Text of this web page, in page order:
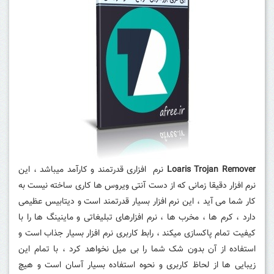
Loaris Trojan Remover نرم افزاری قدرتمند و کارآمد میباشد ، این
نرم افزار دقیقا زمانی که از دست آنتی ویروس ها کاری ساخته نیست به
کار شما می آید ، این نرم افزار بسیار قدرتمند است و دیتابیس عظیمی
دارد ، کرم ها ، مخرب ها ، نرم افزارهای تبلیغاتی و ماینینگ ها را با
کیفیت تمام پاکسازی میکند ، رابط کاربری نرم افزار بسیار جذاب است و
استفاده از آن بدون شک شما را بی میل نخواهد کرد ، با تمام این
زیبایی ها از لحاظ کاربری و نحوه استفاده بسیار آسان است و هیچ